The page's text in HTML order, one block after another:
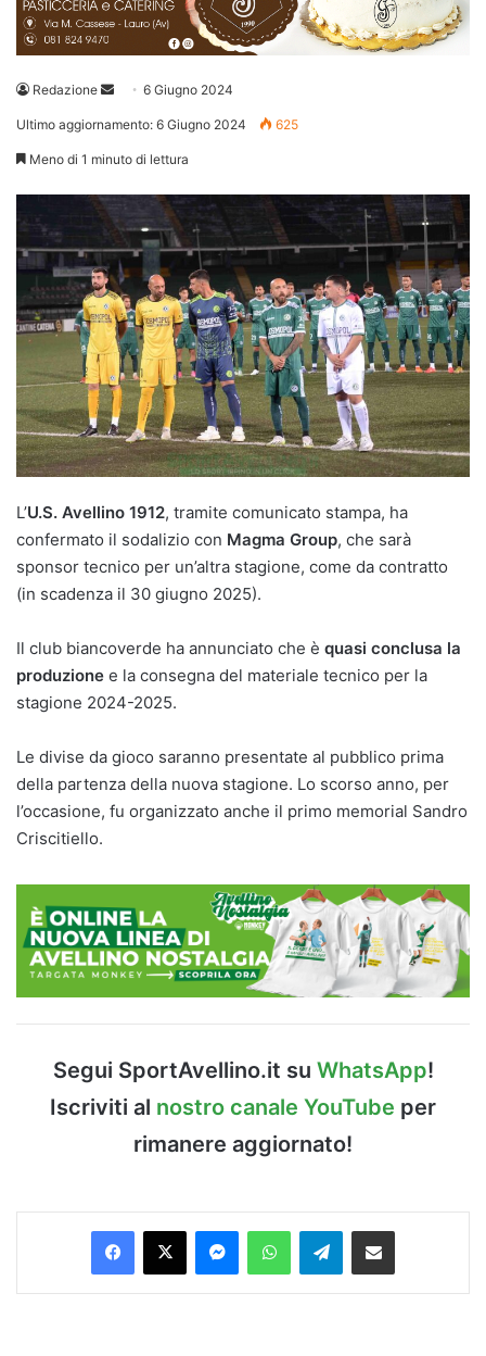
Redazione
Invia 6 Giugno 2024
Ultimo aggiornamento: 6 Giugno 2024 625
Meno di 1 minuto di lettura
L’U.S. Avellino 1912, tramite comunicato stampa, ha
confermato il sodalizio con Magma Group, che sarà
sponsor tecnico per un’altra stagione, come da contratto
(in scadenza il 30 giugno 2025).
Il club biancoverde ha annunciato che è quasi conclusa la
produzione e la consegna del materiale tecnico per la
stagione 2024-2025.
Le divise da gioco saranno presentate al pubblico prima
della partenza della nuova stagione. Lo scorso anno, per
l’occasione, fu organizzato anche il primo memorial Sandro
Criscitiello.
Segui SportAvellino.it su WhatsApp!
Iscriviti al nostro canale YouTube per
rimanere aggiornato!
Facebook
X MessengerWhatsAppTelegramCondividi via Email